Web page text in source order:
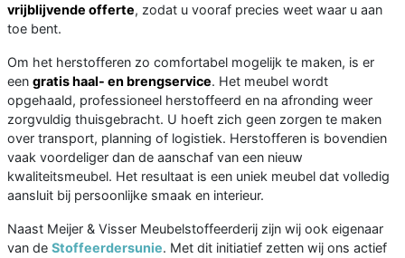
vrijblijvende offerte, zodat u vooraf precies weet waar u aan
toe bent.
Om het herstofferen zo comfortabel mogelijk te maken, is er
een gratis haal- en brengservice. Het meubel wordt
opgehaald, professioneel herstoffeerd en na afronding weer
zorgvuldig thuisgebracht. U hoeft zich geen zorgen te maken
over transport, planning of logistiek. Herstofferen is bovendien
vaak voordeliger dan de aanschaf van een nieuw
kwaliteitsmeubel. Het resultaat is een uniek meubel dat volledig
aansluit bij persoonlijke smaak en interieur.
Naast Meijer & Visser Meubelstoffeerderij zijn wij ook eigenaar
van de Stoffeerdersunie. Met dit initiatief zetten wij ons actief